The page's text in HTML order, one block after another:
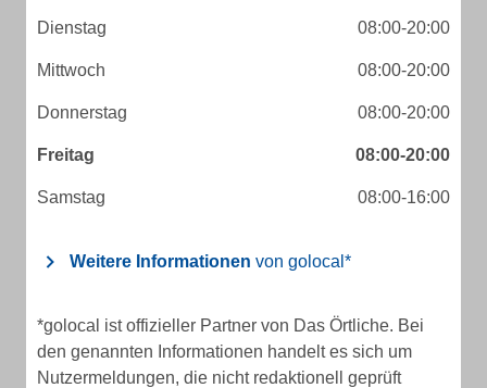
Dienstag 08:00-20:00
Mittwoch 08:00-20:00
Donnerstag 08:00-20:00
Freitag 08:00-20:00
Samstag 08:00-16:00
Weitere Informationen von golocal*
*golocal ist offizieller Partner von Das Örtliche. Bei
den genannten Informationen handelt es sich um
Nutzermeldungen, die nicht redaktionell geprüft